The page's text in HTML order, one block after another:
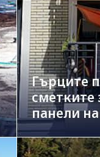
Гърците
сметките
панели